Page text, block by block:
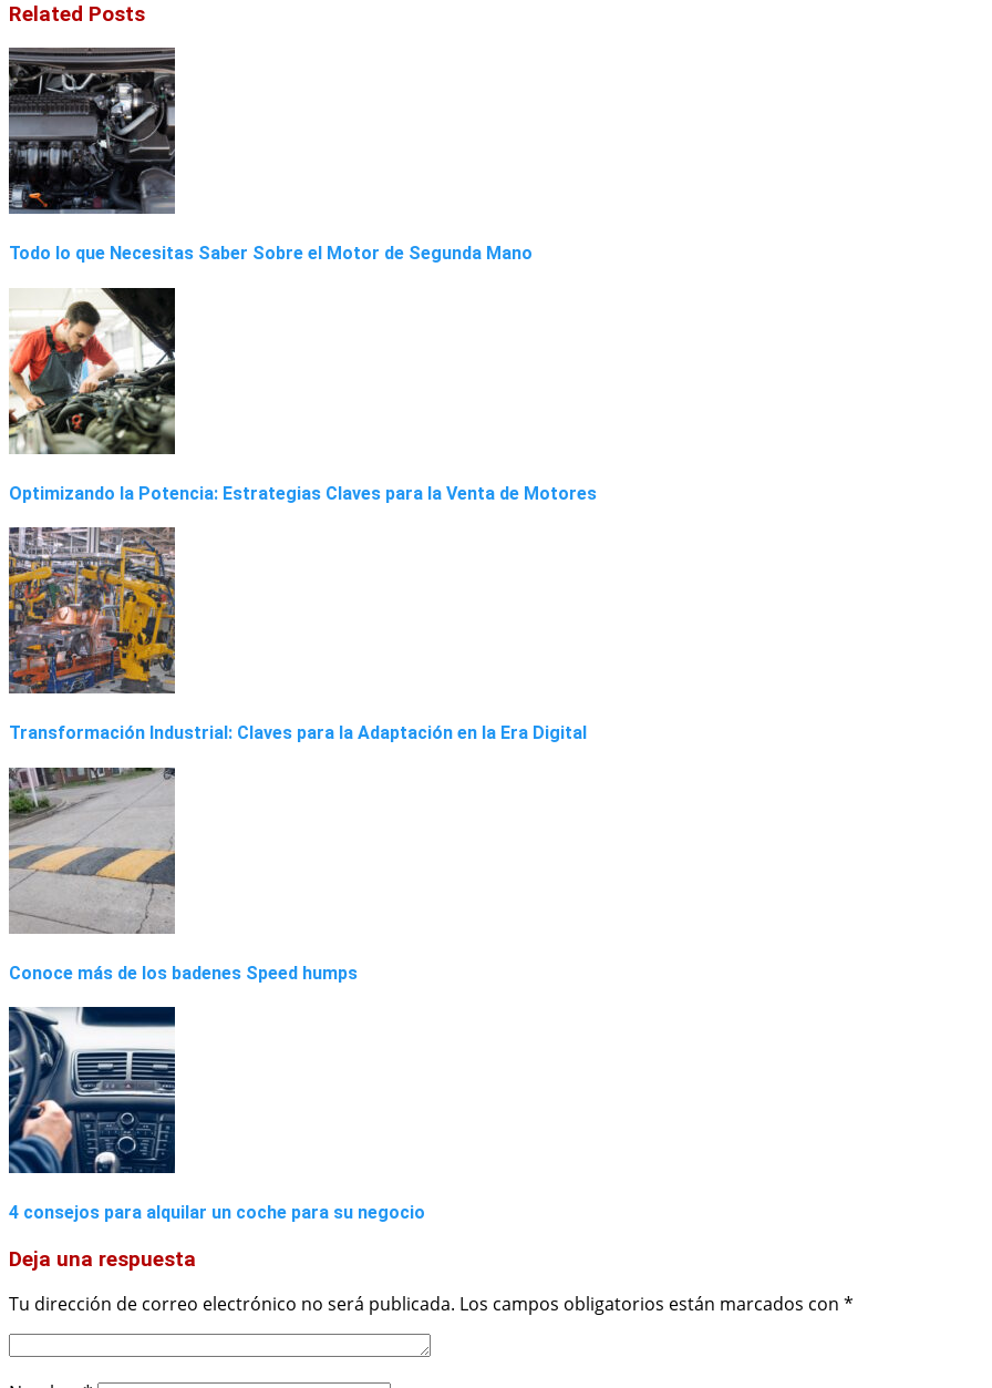
Related Posts
Todo lo que Necesitas Saber Sobre el Motor de Segunda Mano
Optimizando la Potencia: Estrategias Claves para la Venta de Motores
Transformación Industrial: Claves para la Adaptación en la Era Digital
Conoce más de los badenes Speed humps
4 consejos para alquilar un coche para su negocio
Deja una respuesta
Tu dirección de correo electrónico no será publicada. Los campos obligatorios están marcados con *